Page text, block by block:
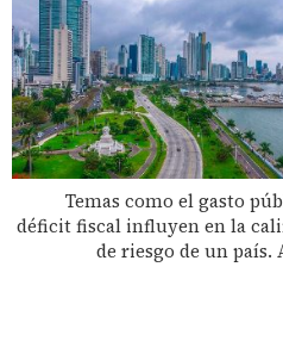
Temas como el gasto
déficit fiscal influyen en la
de riesgo de un país.